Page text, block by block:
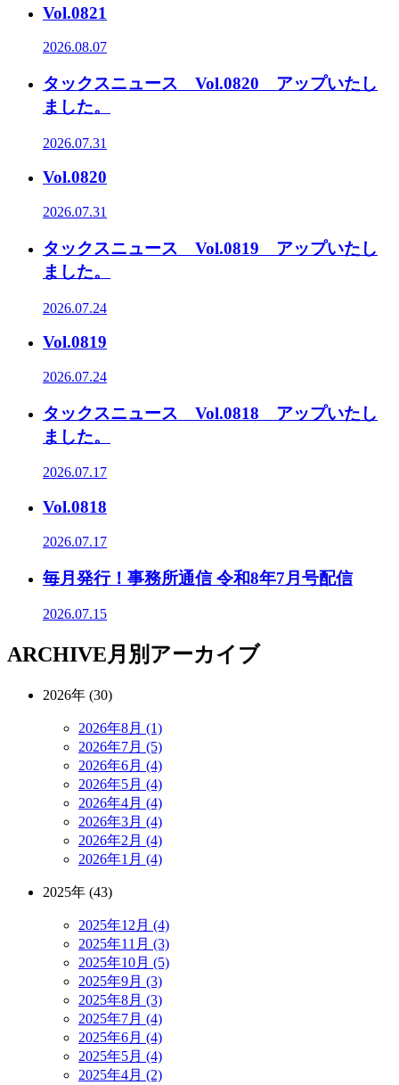
Vol.0821
2026.08.07
タックスニュース Vol.0820 アップいたし
ました。
2026.07.31
Vol.0820
2026.07.31
タックスニュース Vol.0819 アップいたし
ました。
2026.07.24
Vol.0819
2026.07.24
タックスニュース Vol.0818 アップいたし
ました。
2026.07.17
Vol.0818
2026.07.17
毎月発行！事務所通信 令和8年7月号配信
2026.07.15
ARCHIVE月別アーカイブ
2026年 (30)
2026年8月 (1)
2026年7月 (5)
2026年6月 (4)
2026年5月 (4)
2026年4月 (4)
2026年3月 (4)
2026年2月 (4)
2026年1月 (4)
2025年 (43)
2025年12月 (4)
2025年11月 (3)
2025年10月 (5)
2025年9月 (3)
2025年8月 (3)
2025年7月 (4)
2025年6月 (4)
2025年5月 (4)
2025年4月 (2)